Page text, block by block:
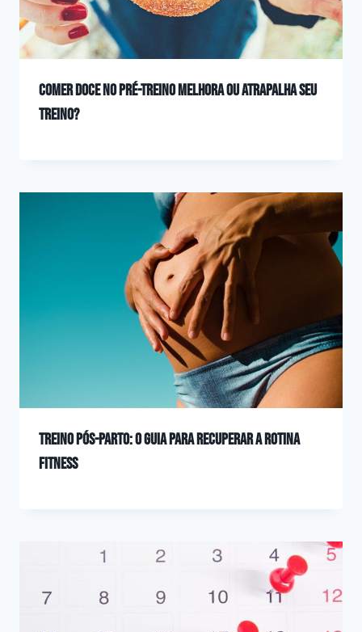
Comer doce no pré-treino melhora ou atrapalha seu
treino?
Treino pós-parto: o guia para recuperar a rotina
fitness